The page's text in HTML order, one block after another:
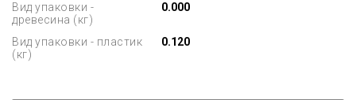
Вид упаковки -
древесина (кг)
0.000
Вид упаковки - пластик
(кг)
0.120